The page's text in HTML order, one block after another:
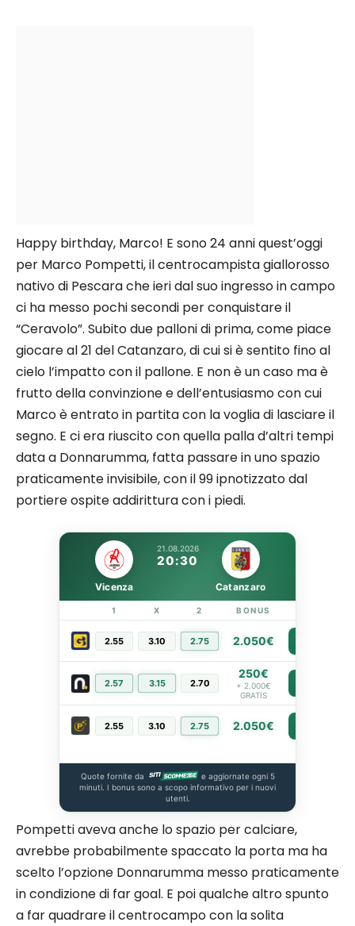
Happy birthday, Marco! E sono 24 anni quest’oggi
per Marco Pompetti, il centrocampista giallorosso
nativo di Pescara che ieri dal suo ingresso in campo
ci ha messo pochi secondi per conquistare il
“Ceravolo”. Subito due palloni di prima, come piace
giocare al 21 del Catanzaro, di cui si è sentito fino al
cielo l’impatto con il pallone. E non è un caso ma è
frutto della convinzione e dell’entusiasmo con cui
Marco è entrato in partita con la voglia di lasciare il
segno. E ci era riuscito con quella palla d’altri tempi
data a Donnarumma, fatta passare in uno spazio
praticamente invisibile, con il 99 ipnotizzato dal
portiere ospite addirittura con i piedi.
21.08.2026
20:30
Vicenza Catanzaro
1 X 2 BONUS
2.55 3.10 2.75 2.050€
2.57 3.15 2.70
250€
+ 2.000€
GRATIS
2.55 3.10 2.75 2.050€
Quote fornite da
e aggiornate ogni 5
minuti. I bonus sono a scopo informativo per i nuovi
utenti.
Pompetti aveva anche lo spazio per calciare,
avrebbe probabilmente spaccato la porta ma ha
scelto l’opzione Donnarumma messo praticamente
in condizione di far goal. E poi qualche altro spunto
a far quadrare il centrocampo con la solita